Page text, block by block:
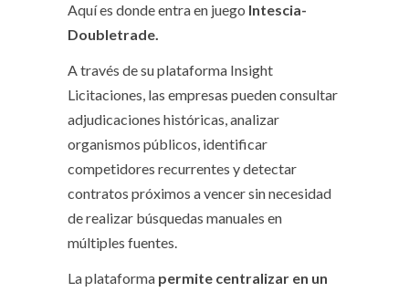
Aquí es donde entra en juego Intescia-
Doubletrade.
A través de su plataforma Insight
Licitaciones, las empresas pueden consultar
adjudicaciones históricas, analizar
organismos públicos, identificar
competidores recurrentes y detectar
contratos próximos a vencer sin necesidad
de realizar búsquedas manuales en
múltiples fuentes.
La plataforma permite centralizar en un